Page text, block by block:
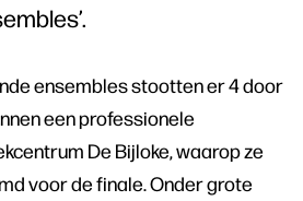
ensembles stootten er 4 door
een professionele
De Bijloke, waarop ze
voor de finale. Onder grote